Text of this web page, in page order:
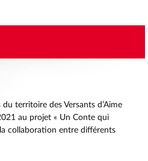
PROJET
– PROJET « UN CONTE
territoire des Versants d’Aime
au projet « Un Conte qui
collaboration entre différents